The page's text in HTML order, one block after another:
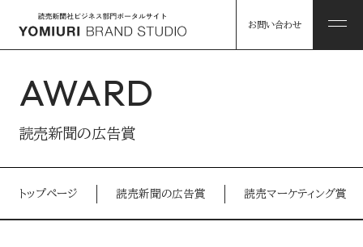
ABOUT
私たちについて トップ
HINTS
お問い合わせ
AWARD
読売新聞の広告賞
トップページ 読売新聞の広告賞 読売マーケティング賞